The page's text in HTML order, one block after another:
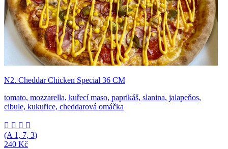
N2. Cheddar Chicken Special 36 CM
tomato, mozzarella, kuřecí maso, paprikáš, slanina, jalapeňos,
cibule, kukuřice, cheddarová omáčka
   
(A 1, 7, 3)
240 Kč